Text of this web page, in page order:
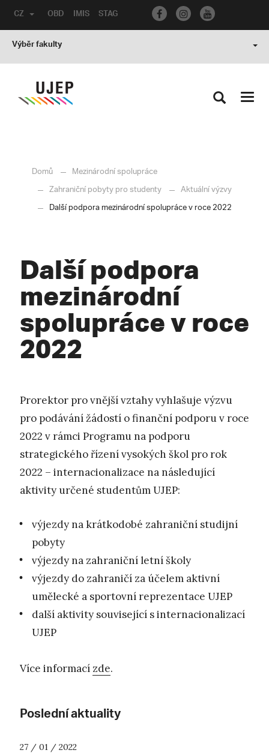
OBD IMIS STAG
CZ
Výběr fakulty
Domů
Mezinárodní spolupráce
Zahraniční pobyty pro studenty
Aktuální výzvy
Další podpora mezinárodní spolupráce v roce 2022
Další podpora
mezinárodní
spolupráce v roce
2022
Prorektor pro vnější vztahy vyhlašuje výzvu
pro podávání žádostí o finanční podporu v roce
2022 v rámci Programu na podporu
strategického řízení vysokých škol pro rok
2022 – internacionalizace na následující
aktivity určené studentům UJEP:
výjezdy na krátkodobé zahraniční studijní
pobyty
výjezdy na zahraniční letní školy
výjezdy do zahraničí za účelem aktivní
umělecké a sportovní reprezentace UJEP
další aktivity související s internacionalizací
UJEP
Více informací zde.
Poslední aktuality
27 / 01 / 2022